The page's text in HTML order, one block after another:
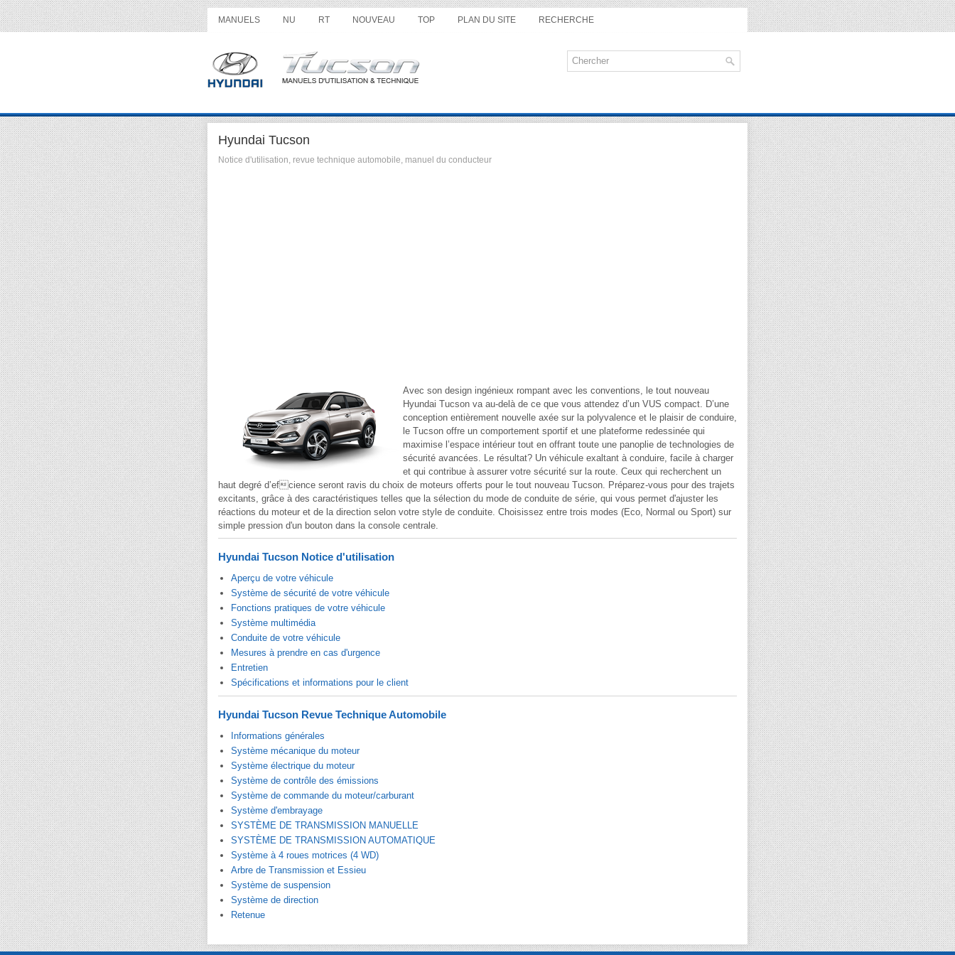
MANUELS NU RT NOUVEAU TOP PLAN DU SITE RECHERCHE
Hyundai Tucson
Notice d'utilisation, revue technique automobile, manuel du conducteur
Avec son design ingénieux rompant avec les conventions, le tout nouveau
Hyundai Tucson va au-delà de ce que vous attendez d’un VUS compact. D’une
conception entièrement nouvelle axée sur la polyvalence et le plaisir de conduire,
le Tucson offre un comportement sportif et une plateforme redessinée qui
maximise l’espace intérieur tout en offrant toute une panoplie de technologies de
sécurité avancées. Le résultat? Un véhicule exaltant à conduire, facile à charger
et qui contribue à assurer votre sécurité sur la route. Ceux qui recherchent un
haut degré d’efcience seront ravis du choix de moteurs offerts pour le tout nouveau Tucson. Préparez-vous pour des trajets
excitants, grâce à des caractéristiques telles que la sélection du mode de conduite de série, qui vous permet d'ajuster les
réactions du moteur et de la direction selon votre style de conduite. Choisissez entre trois modes (Eco, Normal ou Sport) sur
simple pression d'un bouton dans la console centrale.
Hyundai Tucson Notice d'utilisation
Aperçu de votre véhicule
Système de sécurité de votre véhicule
Fonctions pratiques de votre véhicule
Système multimédia
Conduite de votre véhicule
Mesures à prendre en cas d'urgence
Entretien
Spécifications et informations pour le client
Hyundai Tucson Revue Technique Automobile
Informations générales
Système mécanique du moteur
Système électrique du moteur
Système de contrôle des émissions
Système de commande du moteur/carburant
Système d'embrayage
SYSTÈME DE TRANSMISSION MANUELLE
SYSTÈME DE TRANSMISSION AUTOMATIQUE
Système à 4 roues motrices (4 WD)
Arbre de Transmission et Essieu
Système de suspension
Système de direction
Retenue